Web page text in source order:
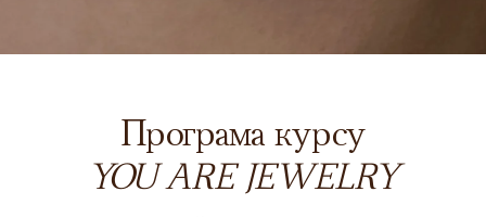
Програма курсу
YOU ARE JEWELRY